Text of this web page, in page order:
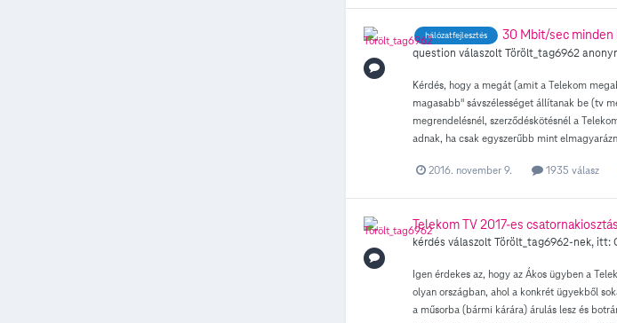
hálózatfejlesztés 30 Mbit/sec minden
question válaszoltTörölt_tag6962
Kérdés, hogy a megát (amit a Telekom
magasabb" sávszélességet állítanak be (tv
megrendelésnél, szerződéskötésnél a
adnak, ha csak egyszerűbb mint
2016. november 9. 1935 válasz
Telekom TV 2017-es
kérdés válaszoltTörölt_tag6962-nek, itt:
Igen érdekes az, hogy az Ákos ügyben a
olyan országban, ahol a konkrét ügyekből
a műsorba (bármi kárára) árulás lesz és